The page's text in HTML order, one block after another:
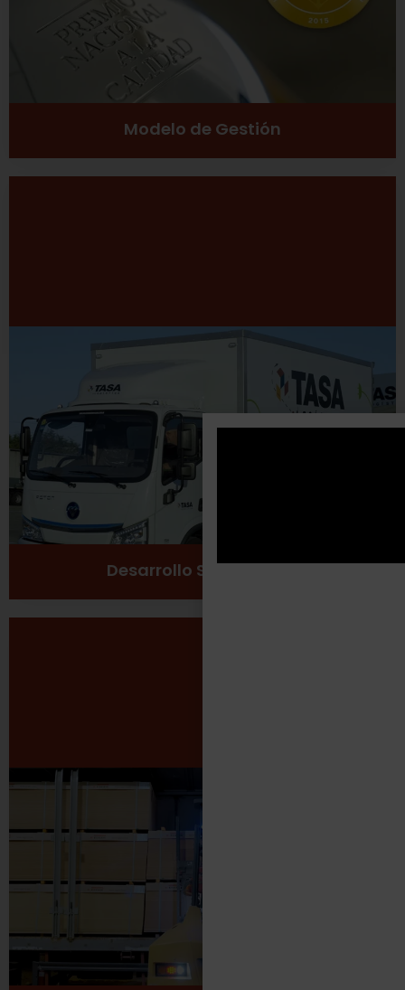
Modelo de Gestión
Desarrollo Sustentable
Desarrollo Sustentable
Inclusión social
Cuidado del medio ambiente
Ver más
Seguridad Laboral
Ver más